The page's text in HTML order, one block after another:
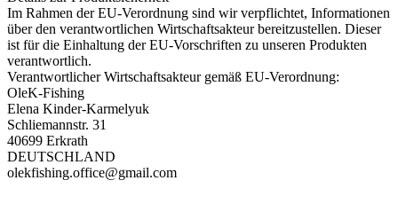
Im Rahmen der EU-Verordnung sind wir verpflichtet, Informationen
über den verantwortlichen Wirtschaftsakteur bereitzustellen. Dieser
ist für die Einhaltung der EU-Vorschriften zu unseren Produkten
verantwortlich.
Verantwortlicher Wirtschaftsakteur gemäß EU-Verordnung:
OleK-Fishing
Elena Kinder-Karmelyuk
Schliemannstr. 31
40699 Erkrath
DEUTSCHLAND
olekfishing.office@gmail.com